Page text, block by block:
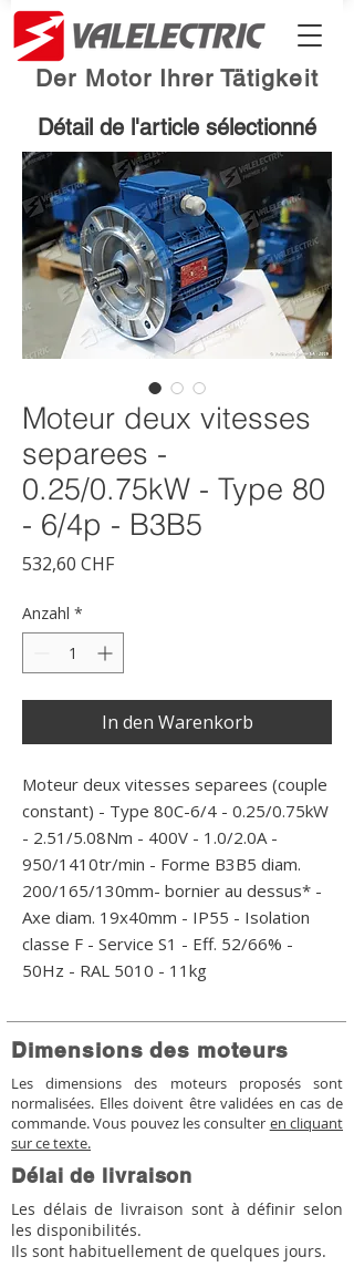
Der Motor Ihrer Tätigkeit
Détail de l'article sélectionné
Moteur deux vitesses
separees -
0.25/0.75kW - Type 80
- 6/4p - B3B5
532,60 CHFPreis
Anzahl *
In den Warenkorb
Moteur deux vitesses separees (couple
constant) - Type 80C-6/4 - 0.25/0.75kW
- 2.51/5.08Nm - 400V - 1.0/2.0A -
950/1410tr/min - Forme B3B5 diam.
200/165/130mm- bornier au dessus* -
Axe diam. 19x40mm - IP55 - Isolation
classe F - Service S1 - Eff. 52/66% -
50Hz - RAL 5010 - 11kg
Dimensions des moteurs
Les dimensions des moteurs proposés sont
normalisées. Elles doivent être validées en cas de
commande. Vous pouvez les consulter en cliquant
sur ce texte.
Délai de livraison
Les délais de livraison sont à définir selon
les disponibilités.
Ils sont habituellement de quelques jours.